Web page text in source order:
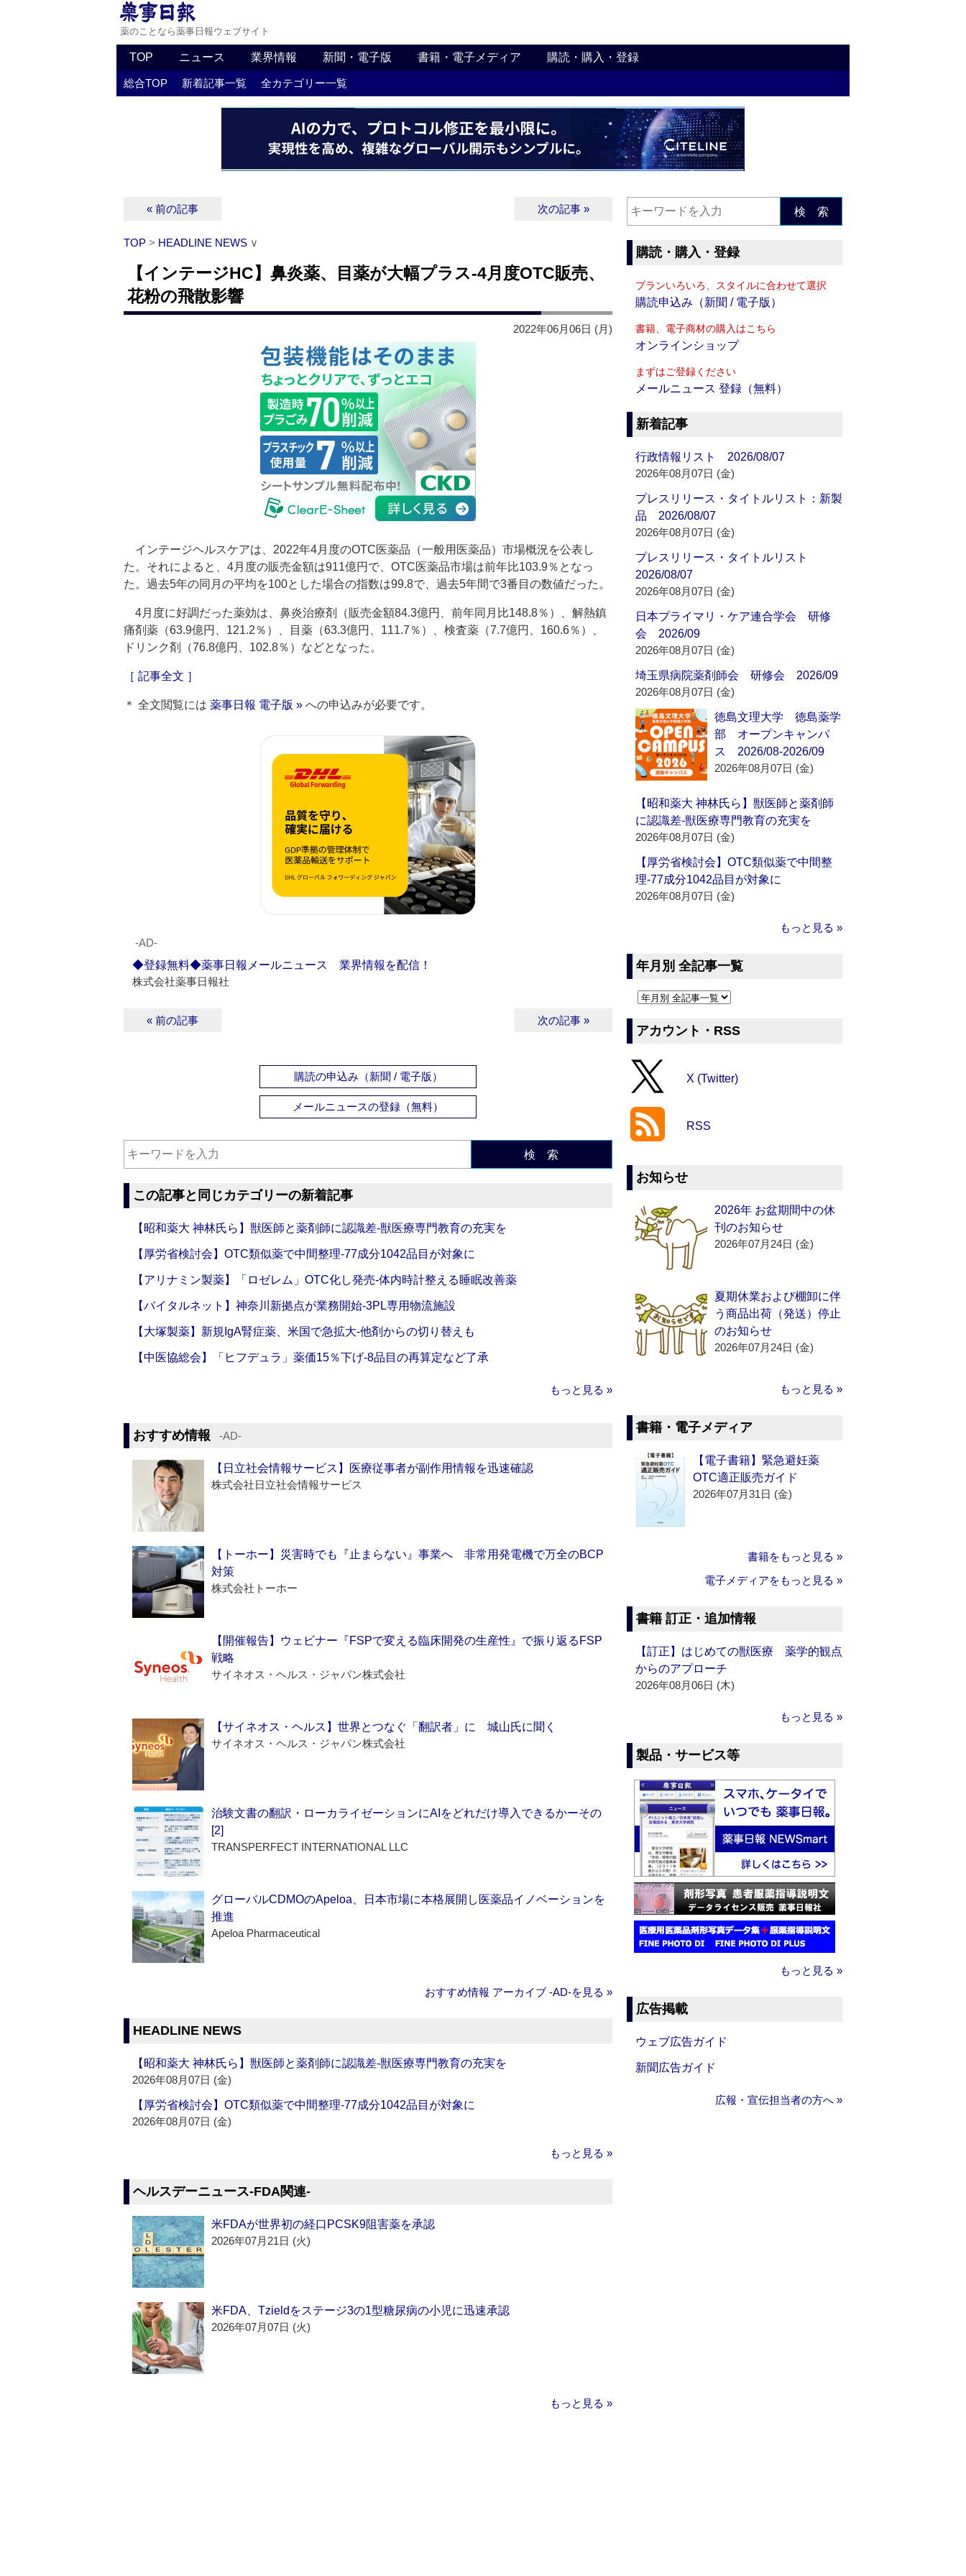
薬のことなら薬事日報ウェブサイト
TOP ニュース 業界情報 新聞・電子版 書籍・電子メディア 購読・購入・登録
総合TOP 新着記事一覧 全カテゴリー一覧
« 前の記事 次の記事 »
TOP > HEADLINE NEWS ∨
【インテージHC】鼻炎薬、目薬が大幅プラス‐4月度OTC販売、
花粉の飛散影響
2022年06月06日 (月)
インテージヘルスケアは、2022年4月度のOTC医薬品（一般用医薬品）市場概況を公表し
た。それによると、4月度の販売金額は911億円で、OTC医薬品市場は前年比103.9％となっ
た。過去5年の同月の平均を100とした場合の指数は99.8で、過去5年間で3番目の数値だった。
4月度に好調だった薬効は、鼻炎治療剤（販売金額84.3億円、前年同月比148.8％）、解熱鎮
痛剤薬（63.9億円、121.2％）、目薬（63.3億円、111.7％）、検査薬（7.7億円、160.6％）、
ドリンク剤（76.8億円、102.8％）などとなった。
［ 記事全文 ］
＊ 全文閲覧には 薬事日報 電子版 » への申込みが必要です。
‐AD‐
◆登録無料◆薬事日報メールニュース 業界情報を配信！
株式会社薬事日報社
« 前の記事 次の記事 »
購読の申込み（新聞 / 電子版）
メールニュースの登録（無料）
検 索
この記事と同じカテゴリーの新着記事
【昭和薬大 神林氏ら】獣医師と薬剤師に認識差‐獣医療専門教育の充実を
【厚労省検討会】OTC類似薬で中間整理‐77成分1042品目が対象に
【アリナミン製薬】「ロゼレム」OTC化し発売‐体内時計整える睡眠改善薬
【バイタルネット】神奈川新拠点が業務開始‐3PL専用物流施設
【大塚製薬】新規IgA腎症薬、米国で急拡大‐他剤からの切り替えも
【中医協総会】「ヒフデュラ」薬価15％下げ‐8品目の再算定など了承
もっと見る »
おすすめ情報 ‐AD‐
【日立社会情報サービス】医療従事者が副作用情報を迅速確認
株式会社日立社会情報サービス
【トーホー】災害時でも『止まらない』事業へ 非常用発電機で万全のBCP
対策
株式会社トーホー
【開催報告】ウェビナー『FSPで変える臨床開発の生産性』で振り返るFSP
戦略
サイネオス・ヘルス・ジャパン株式会社
【サイネオス・ヘルス】世界とつなぐ「翻訳者」に 城山氏に聞く
サイネオス・ヘルス・ジャパン株式会社
治験文書の翻訳・ローカライゼーションにAIをどれだけ導入できるかーその
[2]
TRANSPERFECT INTERNATIONAL LLC
グローバルCDMOのApeloa、日本市場に本格展開し医薬品イノベーションを
推進
Apeloa Pharmaceutical
おすすめ情報 アーカイブ ‐AD‐を見る »
HEADLINE NEWS
【昭和薬大 神林氏ら】獣医師と薬剤師に認識差‐獣医療専門教育の充実を
2026年08月07日 (金)
【厚労省検討会】OTC類似薬で中間整理‐77成分1042品目が対象に
2026年08月07日 (金)
もっと見る »
ヘルスデーニュース‐FDA関連‐
米FDAが世界初の経口PCSK9阻害薬を承認
2026年07月21日 (火)
米FDA、Tzieldをステージ3の1型糖尿病の小児に迅速承認
2026年07月07日 (火)
もっと見る »
検 索
購読・購入・登録
プランいろいろ、スタイルに合わせて選択
購読申込み（新聞 / 電子版）
書籍、電子商材の購入はこちら
オンラインショップ
まずはご登録ください
メールニュース 登録（無料）
新着記事
行政情報リスト 2026/08/07
2026年08月07日 (金)
プレスリリース・タイトルリスト：新製
品 2026/08/07
2026年08月07日 (金)
プレスリリース・タイトルリスト
2026/08/07
2026年08月07日 (金)
日本プライマリ・ケア連合学会 研修
会 2026/09
2026年08月07日 (金)
埼玉県病院薬剤師会 研修会 2026/09
2026年08月07日 (金)
徳島文理大学 徳島薬学
部 オープンキャンパ
ス 2026/08-2026/09
2026年08月07日 (金)
【昭和薬大 神林氏ら】獣医師と薬剤師
に認識差‐獣医療専門教育の充実を
2026年08月07日 (金)
【厚労省検討会】OTC類似薬で中間整
理‐77成分1042品目が対象に
2026年08月07日 (金)
もっと見る »
年月別 全記事一覧
アカウント・RSS
X (Twitter)
RSS
お知らせ
2026年 お盆期間中の休
刊のお知らせ
2026年07月24日 (金)
夏期休業および棚卸に伴
う商品出荷（発送）停止
のお知らせ
2026年07月24日 (金)
もっと見る »
書籍・電子メディア
【電子書籍】緊急避妊薬
OTC適正販売ガイド
2026年07月31日 (金)
書籍をもっと見る »
電子メディアをもっと見る »
書籍 訂正・追加情報
【訂正】はじめての獣医療 薬学的観点
からのアプローチ
2026年08月06日 (木)
もっと見る »
製品・サービス等
もっと見る »
広告掲載
ウェブ広告ガイド
新聞広告ガイド
広報・宣伝担当者の方へ »